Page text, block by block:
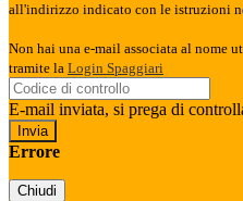
all'indirizzo indicato con le istruzioni
Non hai una e-mail associata al nome
tramite la Login Spaggiari
E-mail inviata, si prega di
Errore
Chiudi